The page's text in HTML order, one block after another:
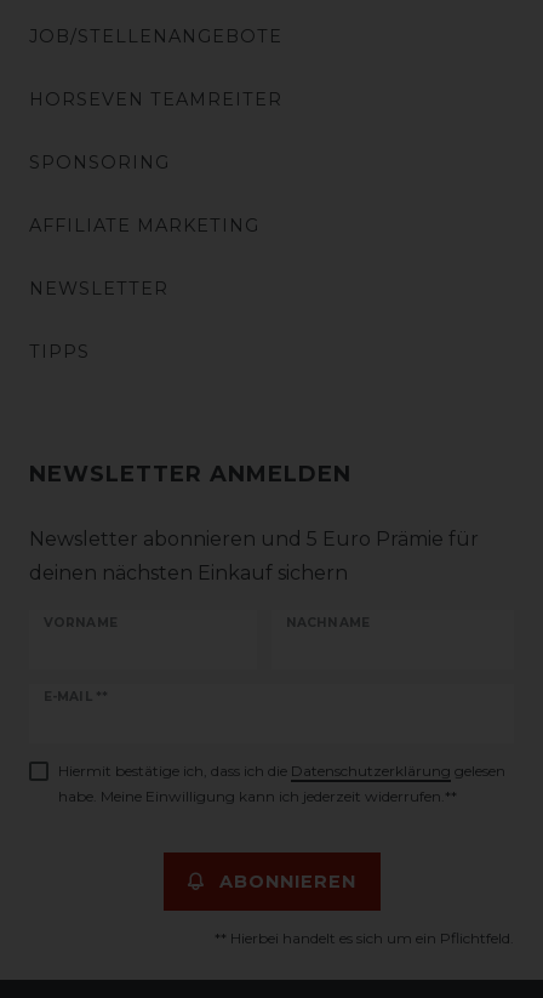
JOB/STELLENANGEBOTE
HORSEVEN TEAMREITER
SPONSORING
AFFILIATE MARKETING
NEWSLETTER
TIPPS
NEWSLETTER ANMELDEN
Newsletter abonnieren und 5 Euro Prämie für
deinen nächsten Einkauf sichern
VORNAME NACHNAME
E-MAIL **
Newsletter
Hiermit bestätige ich, dass ich die Daten­schutz­erklärung gelesen
habe. Meine Einwilligung kann ich jederzeit widerrufen.**
ABONNIEREN
** Hierbei handelt es sich um ein Pflichtfeld.